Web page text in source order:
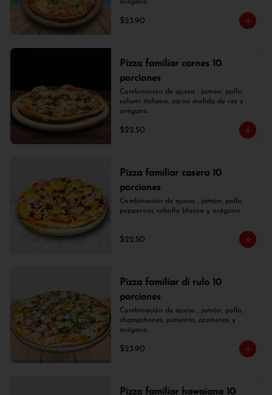
orégano.
$23.90
Pizza familiar carnes 10
porciones
Combinación de queso , jamón, pollo,
salami italiano, carne molida de res y
orégano.
$22.50
Pizza familiar casera 10
porciones
Combinación de queso , jamón, pollo,
pepperoni, cebolla blanca y orégano.
$22.50
Pizza familiar di rulo 10
porciones
Combinación de queso , jamón, pollo,
champiñones, pimiento, aceitunas y
orégano.
$23.90
Pizza familiar hawaiana 10